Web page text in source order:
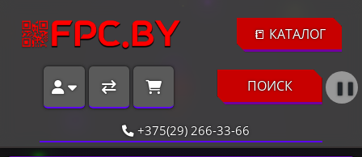
📒 КАТАЛОГ
ПОИСК ❚❚
+375(29) 266-33-66